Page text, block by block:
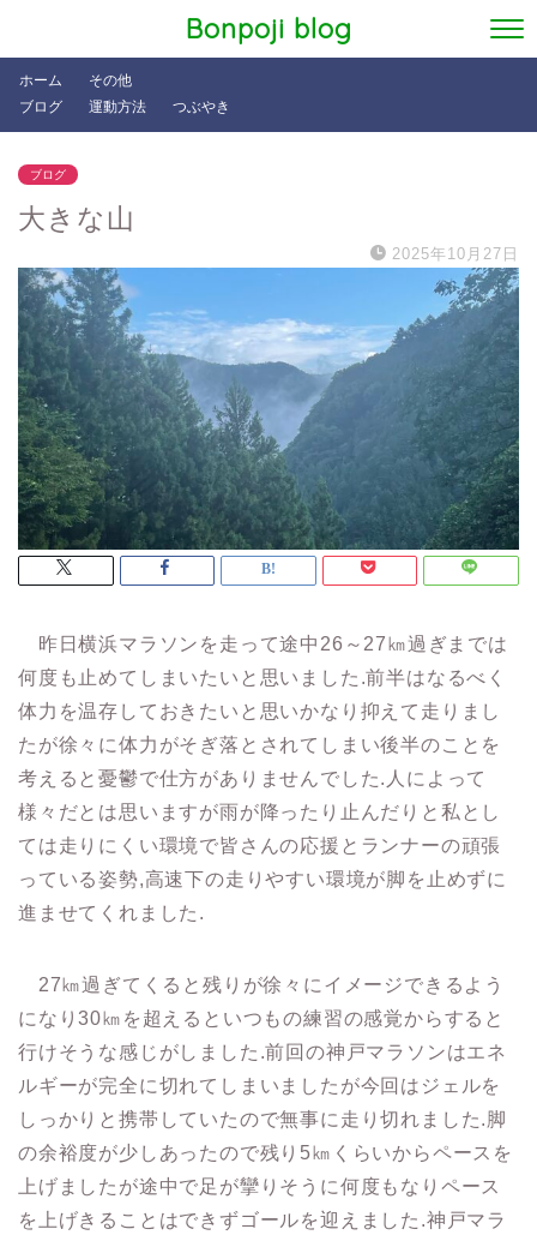
Bonpoji blog
ホーム
ブログ
その他
運動方法
つぶやき
ブログ
大きな山
2025年10月27日
昨日横浜マラソンを走って途中26～27㎞過ぎまでは
何度も止めてしまいたいと思いました.前半はなるべく
体力を温存しておきたいと思いかなり抑えて走りまし
たが徐々に体力がそぎ落とされてしまい後半のことを
考えると憂鬱で仕方がありませんでした.人によって
様々だとは思いますが雨が降ったり止んだりと私とし
ては走りにくい環境で皆さんの応援とランナーの頑張
っている姿勢,高速下の走りやすい環境が脚を止めずに
進ませてくれました.
27㎞過ぎてくると残りが徐々にイメージできるよう
になり30㎞を超えるといつもの練習の感覚からすると
行けそうな感じがしました.前回の神戸マラソンはエネ
ルギーが完全に切れてしまいましたが今回はジェルを
しっかりと携帯していたので無事に走り切れました.脚
の余裕度が少しあったので残り5㎞くらいからペースを
上げましたが途中で足が攣りそうに何度もなりペース
を上げきることはできずゴールを迎えました.神戸マラ